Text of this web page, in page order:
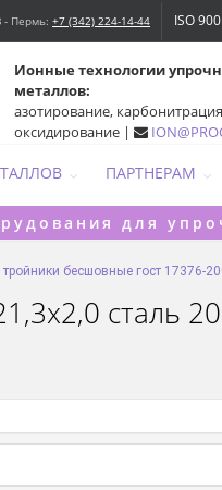
Пермь: +7 (342) 224-14-44 ISO
Ионные технологии
металлов:
азотирование,
оксидирование |
ПАРТНЕРАМ
для
тройники бесшовные гост 17376-
сталь